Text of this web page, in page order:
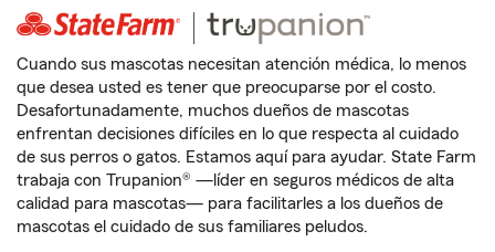
Cuando sus mascotas necesitan atención médica, lo menos
que desea usted es tener que preocuparse por el costo.
Desafortunadamente, muchos dueños de mascotas
enfrentan decisiones difíciles en lo que respecta al cuidado
de sus perros o gatos. Estamos aquí para ayudar. State Farm
trabaja con Trupanion® —líder en seguros médicos de alta
calidad para mascotas— para facilitarles a los dueños de
mascotas el cuidado de sus familiares peludos.